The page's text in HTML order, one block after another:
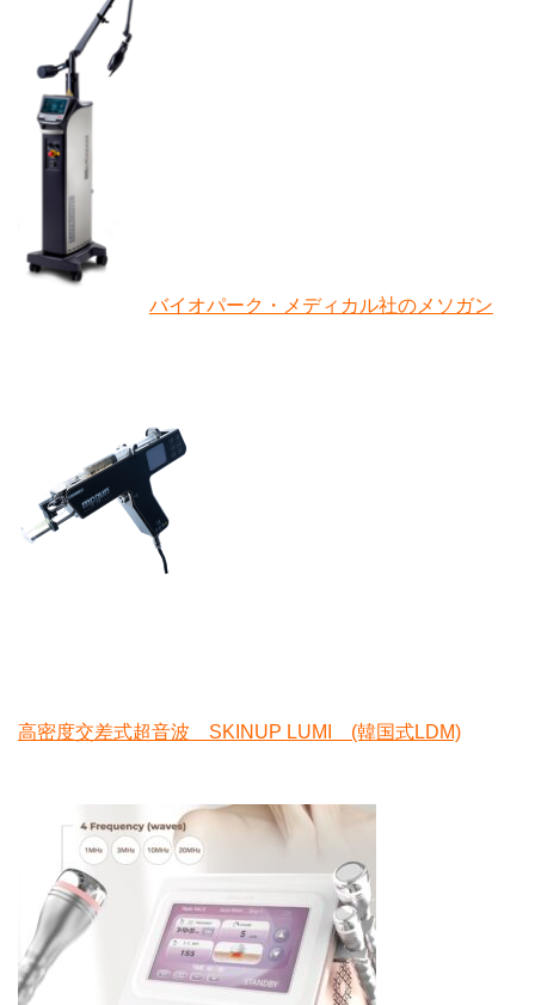
バイオパーク ・メディカル社のメソガン
高密度交差式超音波 SKINUP LUMI (韓国式LDM)